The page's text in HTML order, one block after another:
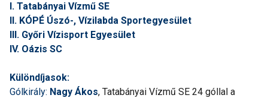
I. Tatabányai Vízmű SE
II. KÓPÉ Úszó-, Vízilabda Sportegyesület
III. Győri Vízisport Egyesület
IV. Oázis SC
Különdíjasok:
Gólkirály: Nagy Ákos, Tatabányai Vízmű SE 24 góllal a